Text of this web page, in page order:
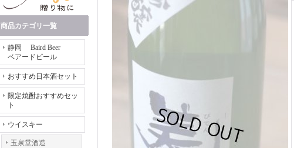
商品カテゴリ一覧
静岡 Baird Beer
ベアードビール
おすすめ日本酒セット
限定焼酎おすすめセッ
ト
ウイスキー
玉泉堂酒造